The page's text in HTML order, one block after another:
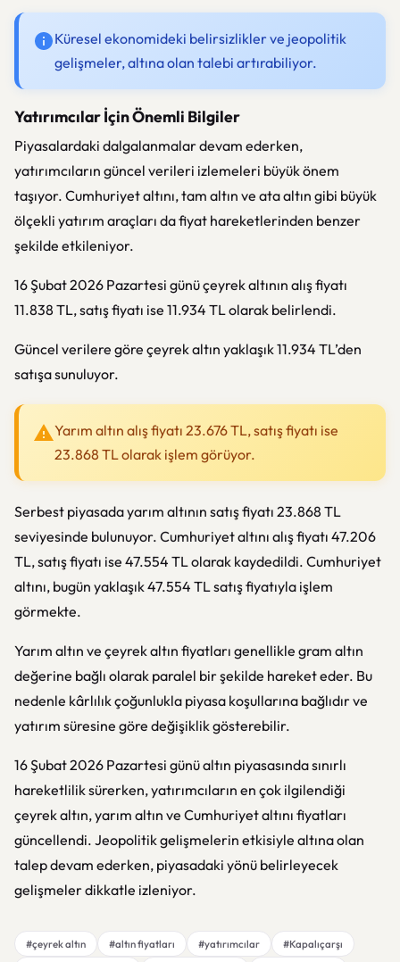
Küresel ekonomideki belirsizlikler ve jeopolitik
gelişmeler, altına olan talebi artırabiliyor.
Yatırımcılar İçin Önemli Bilgiler
Piyasalardaki dalgalanmalar devam ederken,
yatırımcıların güncel verileri izlemeleri büyük önem
taşıyor. Cumhuriyet altını, tam altın ve ata altın gibi büyük
ölçekli yatırım araçları da fiyat hareketlerinden benzer
şekilde etkileniyor.
16 Şubat 2026 Pazartesi günü çeyrek altının alış fiyatı
11.838 TL, satış fiyatı ise 11.934 TL olarak belirlendi.
Güncel verilere göre çeyrek altın yaklaşık 11.934 TL’den
satışa sunuluyor.
Yarım altın alış fiyatı 23.676 TL, satış fiyatı ise
23.868 TL olarak işlem görüyor.
Serbest piyasada yarım altının satış fiyatı 23.868 TL
seviyesinde bulunuyor. Cumhuriyet altını alış fiyatı 47.206
TL, satış fiyatı ise 47.554 TL olarak kaydedildi. Cumhuriyet
altını, bugün yaklaşık 47.554 TL satış fiyatıyla işlem
görmekte.
Yarım altın ve çeyrek altın fiyatları genellikle gram altın
değerine bağlı olarak paralel bir şekilde hareket eder. Bu
nedenle kârlılık çoğunlukla piyasa koşullarına bağlıdır ve
yatırım süresine göre değişiklik gösterebilir.
16 Şubat 2026 Pazartesi günü altın piyasasında sınırlı
hareketlilik sürerken, yatırımcıların en çok ilgilendiği
çeyrek altın, yarım altın ve Cumhuriyet altını fiyatları
güncellendi. Jeopolitik gelişmelerin etkisiyle altına olan
talep devam ederken, piyasadaki yönü belirleyecek
gelişmeler dikkatle izleniyor.
#çeyrek altın #altın fiyatları #yatırımcılar
#Kapalıçarşı